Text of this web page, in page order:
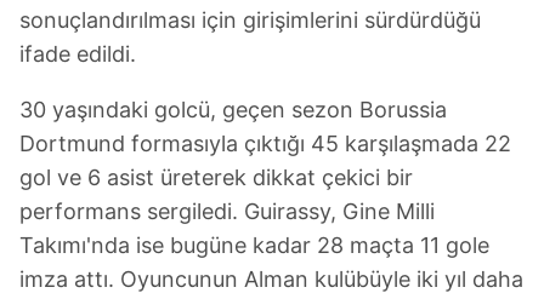
sonuçlandırılması için girişimlerini sürdürdüğü
ifade edildi.
30 yaşındaki golcü, geçen sezon Borussia
Dortmund formasıyla çıktığı 45 karşılaşmada 22
gol ve 6 asist üreterek dikkat çekici bir
performans sergiledi. Guirassy, Gine Milli
Takımı'nda ise bugüne kadar 28 maçta 11 gole
imza attı. Oyuncunun Alman kulübüyle iki yıl daha